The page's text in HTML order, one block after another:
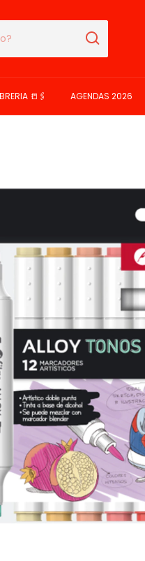
📒🖇️ AGENDAS 2026